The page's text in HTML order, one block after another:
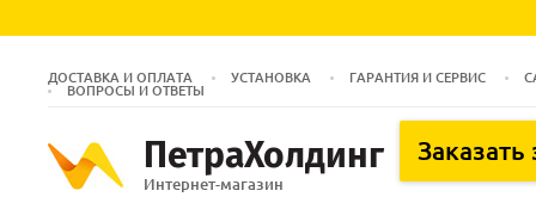
ДОСТАВКА И ОПЛАТА УСТАНОВКА ГАРАНТИЯ И СЕРВИС
ВОПРОСЫ И ОТВЕТЫ
ПетраХолдинг
Интернет-магазин
Заказать